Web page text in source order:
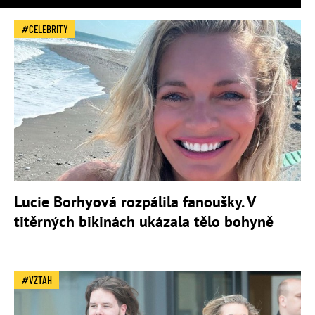
CELEBRITY
Lucie Borhyová rozpálila fanoušky. V
titěrných bikinách ukázala tělo bohyně
VZTAH